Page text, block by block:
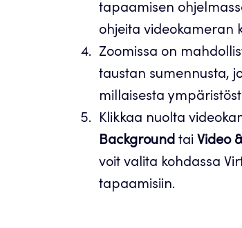
tapaamisen
ohjeita videokameran
Zoomissa on
taustan sumennusta,
millaisesta
Klikkaa nuolta
Backgroundtai Video
voit valita kohdassa
tapaamisiin.